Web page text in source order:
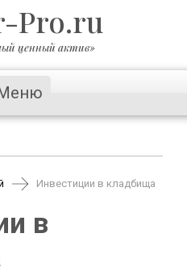
Pro.ru
ценный актив»
Инвестиции в кладбища
в